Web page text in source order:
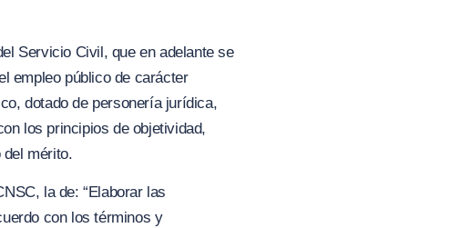
Servicio Civil, que en adelante se
empleo público de carácter
dotado de personería jurídica,
los principios de objetividad,
del mérito.
la de: “Elaborar las
con los términos y